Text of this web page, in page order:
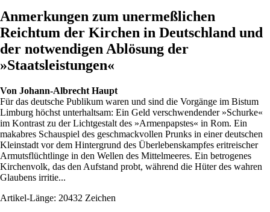
Anmerkungen zum unermeßlichen
Reichtum der Kirchen in Deutschland und
der ­notwendigen Ablösung der
»Staatsleistungen«
Von Johann-Albrecht Haupt
Für das deutsche Publikum waren und sind die Vorgänge im Bistum
Limburg höchst unterhaltsam: Ein Geld verschwendender »Schurke«
im Kontrast zu der Lichtgestalt des »Armenpapstes« in Rom. Ein
makabres Schauspiel des geschmackvollen Prunks in einer deutschen
Kleinstadt vor dem Hintergrund des Überlebenskampfes eritreischer
Armutsflüchtlinge in den Wellen des Mittelmeeres. Ein betrogenes
Kirchenvolk, das den Aufstand probt, während die Hüter des wahren
Glaubens irritie...
Artikel-Länge: 20432 Zeichen